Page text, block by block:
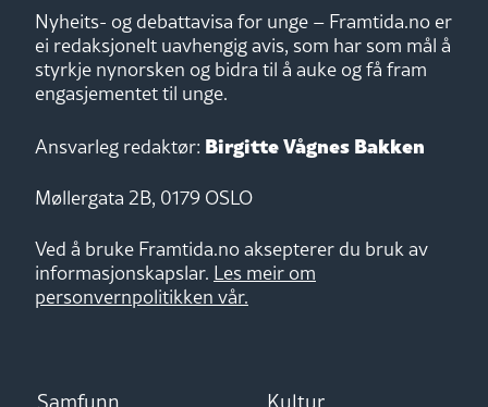
Nyheits- og debattavisa for unge – Framtida.no er
ei redaksjonelt uavhengig avis, som har som mål å
styrkje nynorsken og bidra til å auke og få fram
engasjementet til unge.
Ansvarleg redaktør: Birgitte Vågnes Bakken
Møllergata 2B, 0179 OSLO
Ved å bruke Framtida.no aksepterer du bruk av
informasjonskapslar. Les meir om
personvernpolitikken vår.